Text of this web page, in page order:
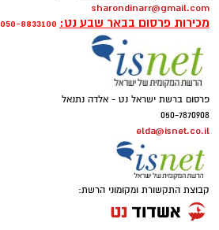
sharondinarr@gmail.com
מכירות פרסום בבאר שבע נט: 050-8833100
פרסום ברשת ישראל נט - אלדה נתנאל
050-7870908
elda@isnet.co.il
קבוצת התקשורת ומקומוני הרשת: